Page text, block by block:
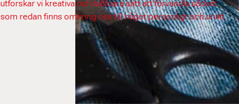
utforskar vi kreativa och hållbara sätt att förvandla sådant
som redan finns omkring oss till något personligt och unikt.